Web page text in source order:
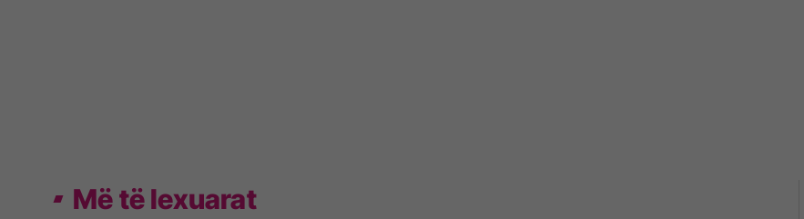
Më të lexuarat